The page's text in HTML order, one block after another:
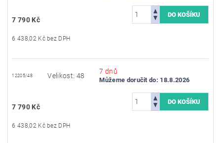
7 790 Kč
6 438,02 Kč bez DPH
12205/48 Velikost: 48
7 dnů
Můžeme doručit do: 18.8.2026
7 790 Kč
6 438,02 Kč bez DPH